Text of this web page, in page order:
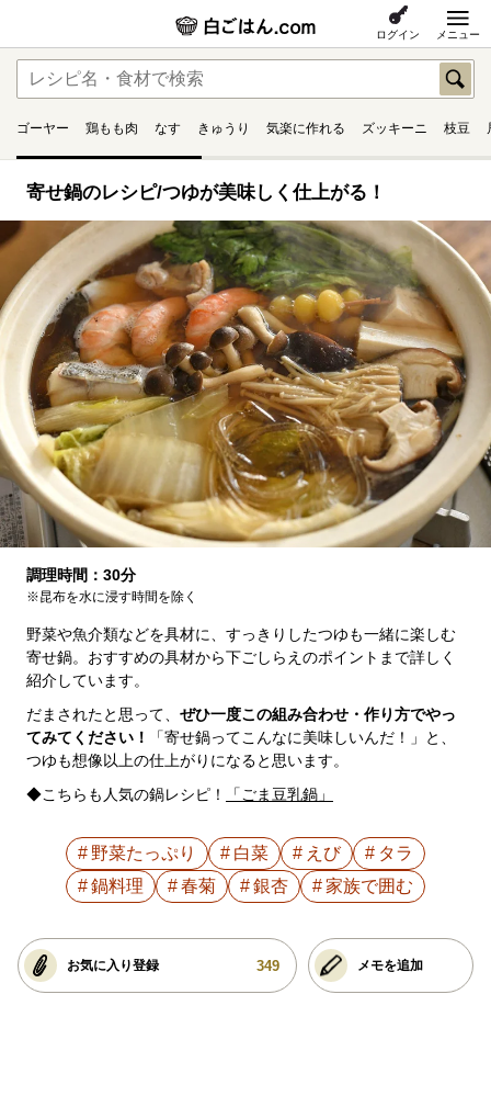
ログイン メニュー
ゴーヤー 鶏もも肉 なす きゅうり 気楽に作れる ズッキーニ 枝豆
寄せ鍋のレシピ/つゆが美味しく仕上がる！
調理時間：30分
※昆布を水に浸す時間を除く
野菜や魚介類などを具材に、すっきりしたつゆも一緒に楽しむ
寄せ鍋。おすすめの具材から下ごしらえのポイントまで詳しく
紹介しています。
だまされたと思って、 ぜひ一度この組み合わせ・作り方でやっ
てみてください！
「寄せ鍋ってこんなに美味しいんだ！」と、
つゆも想像以上の仕上がりになると思います。
◆こちらも人気の鍋レシピ！
「ごま豆乳鍋」
野菜たっぷり 白菜 えび
タラ
鍋料理
春菊 銀杏 家族で囲む
お気に入り登録 349 メモを追加